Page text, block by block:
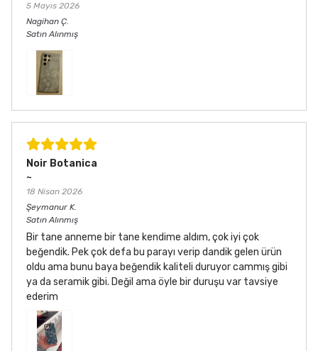
5 Mayıs 2026
Nagihan Ç.
Satın Alınmış
Noir Botanica
~
18 Nisan 2026
Şeymanur K.
Satın Alınmış
Bir tane anneme bir tane kendime aldım, çok iyi çok
beğendik. Pek çok defa bu parayı verip dandik gelen ürün
oldu ama bunu baya beğendik kaliteli duruyor cammış gibi
ya da seramik gibi. Değil ama öyle bir duruşu var tavsiye
ederim